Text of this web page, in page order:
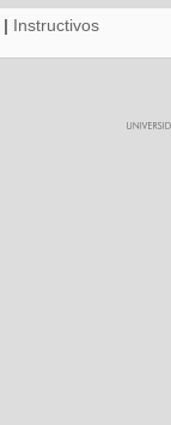
| Instructivos